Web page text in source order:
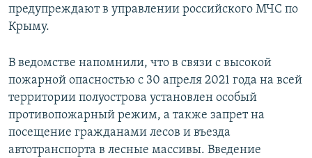
предупреждают в управлении российского МЧС по
Крыму.
В ведомстве напомнили, что в связи с высокой
пожарной опасностью с 30 апреля 2021 года на всей
территории полуострова установлен особый
противопожарный режим, а также запрет на
посещение гражданами лесов и въезда
автотранспорта в лесные массивы. Введение